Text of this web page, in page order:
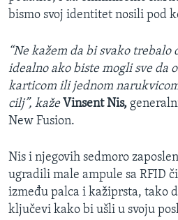
bismo svoj identitet nosili pod
“Ne kažem da bi svako
idealno ako biste mogli sve da
karticom ili jednom
cilj”, kažeVinsent Nis,
New Fusion.
Nis i njegovih sedmoro
ugradili male ampule sa RFID
između palca i kažiprsta, tako
ključevi kako bi ušli u svoju